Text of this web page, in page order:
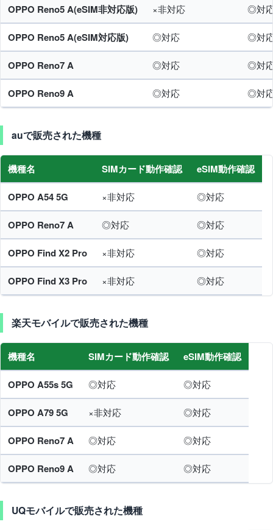
OPPO Reno5 A(eSIM非対応版) ×非対応 ◎対
OPPO Reno5 A(eSIM対応版) ◎対応 ◎対
OPPO Reno7 A ◎対応 ◎対
OPPO Reno9 A ◎対応 ◎対
auで販売された機種
機種名 SIMカード動作確認 eSIM動作確認
OPPO A54 5G ×非対応 ◎対応
OPPO Reno7 A ◎対応 ◎対応
OPPO Find X2 Pro ×非対応 ◎対応
OPPO Find X3 Pro ×非対応 ◎対応
楽天モバイルで販売された機種
機種名 SIMカード動作確認 eSIM動作確認
OPPO A55s 5G ◎対応 ◎対応
OPPO A79 5G ×非対応 ◎対応
OPPO Reno7 A ◎対応 ◎対応
OPPO Reno9 A ◎対応 ◎対応
UQモバイルで販売された機種